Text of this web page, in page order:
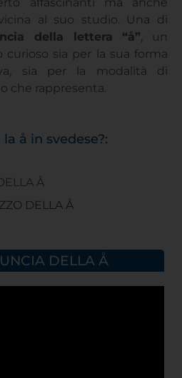
al suo studio. Una di
della lettera “å”, un
curioso sia per la sua forma
sia per la modalità di
che rappresenta.
å in svedese?:
Å
DELLA Å
DELLA Å